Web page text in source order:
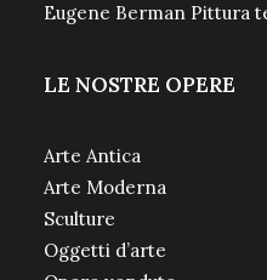
Eugene Berman Pittura
LE NOSTRE OPERE
Arte Antica
Arte Moderna
Sculture
Oggetti d’arte